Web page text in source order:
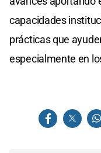
capacidades
prácticas que
especialmente en